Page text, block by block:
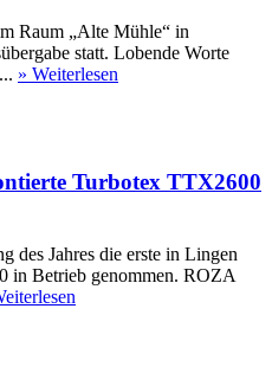
Raum „Alte Mühle“ in
statt. Lobende Worte
» Weiterlesen
Turbotex TTX2600
des Jahres die erste in Lingen
in Betrieb genommen. ROZA